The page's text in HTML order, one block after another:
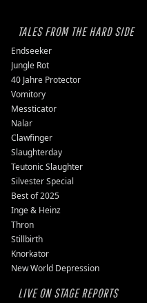
TALES FROM THE HARD SIDE
Endseeker
Jungle Rot
40 Jahre Protector
Vomitory
Messticator
Nalar
Clawfinger
Slaughterday
Teutonic Slaughter
Silvester Special
Best of 2025
Inge & Heinz
Thron
Stillbirth
Knorkator
New World Depression
LIVE ON STAGE REPORTS